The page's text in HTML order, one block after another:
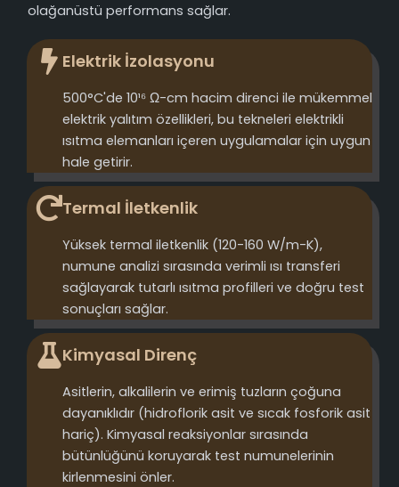
olağanüstü performans sağlar.
Elektrik İzolasyonu
500°C'de 10¹⁶ Ω-cm hacim direnci ile mükemmel
elektrik yalıtım özellikleri, bu tekneleri elektrikli
ısıtma elemanları içeren uygulamalar için uygun
hale getirir.
Termal İletkenlik
Yüksek termal iletkenlik (120-160 W/m-K),
numune analizi sırasında verimli ısı transferi
sağlayarak tutarlı ısıtma profilleri ve doğru test
sonuçları sağlar.
Kimyasal Direnç
Asitlerin, alkalilerin ve erimiş tuzların çoğuna
dayanıklıdır (hidroflorik asit ve sıcak fosforik asit
hariç). Kimyasal reaksiyonlar sırasında
bütünlüğünü koruyarak test numunelerinin
kirlenmesini önler.